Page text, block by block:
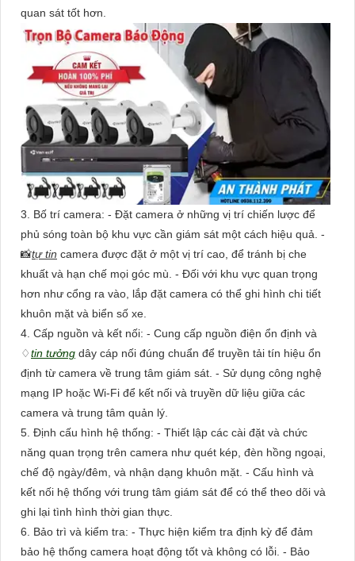
quan sát tốt hơn.
3. Bố trí camera: - Đặt camera ở những vị trí chiến lược để
phủ sóng toàn bộ khu vực cần giám sát một cách hiệu quả. -
📸tự tin camera được đặt ở một vị trí cao, để tránh bị che
khuất và hạn chế mọi góc mù. - Đối với khu vực quan trọng
hơn như cổng ra vào, lắp đặt camera có thể ghi hình chi tiết
khuôn mặt và biển số xe.
4. Cấp nguồn và kết nối: - Cung cấp nguồn điện ổn định và
♢tin tưởng dây cáp nối đúng chuẩn để truyền tải tín hiệu ổn
định từ camera về trung tâm giám sát. - Sử dụng công nghệ
mạng IP hoặc Wi-Fi để kết nối và truyền dữ liệu giữa các
camera và trung tâm quản lý.
5. Định cấu hình hệ thống: - Thiết lập các cài đặt và chức
năng quan trọng trên camera như quét kép, đèn hồng ngoại,
chế độ ngày/đêm, và nhận dạng khuôn mặt. - Cấu hình và
kết nối hệ thống với trung tâm giám sát để có thể theo dõi và
ghi lại tình hình thời gian thực.
6. Bảo trì và kiểm tra: - Thực hiện kiểm tra định kỳ để đảm
bảo hệ thống camera hoạt động tốt và không có lỗi. - Bảo